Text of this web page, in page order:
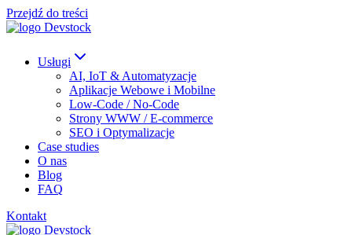
Przejdź do treści
Usługi
AI, IoT & Automatyzacje
Aplikacje Webowe i Mobilne
Low-Code / No-Code
Strony WWW / E-commerce
SEO i Optymalizacje
Case studies
O nas
Blog
FAQ
Kontakt